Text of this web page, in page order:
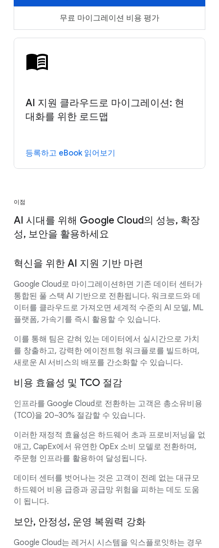
무료 마이그레이션 비용 평가
AI 지원 클라우드로 마이그레이션: 현
대화를 위한 로드맵
등록하고 eBook 읽어보기
이점
AI 시대를 위해 Google Cloud의 성능, 확장
성, 보안을 활용하세요
혁신을 위한 AI 지원 기반 마련
Google Cloud로 마이그레이션하면 기존 데이터 센터가
통합된 풀 스택 AI 기반으로 전환됩니다. 워크로드와 데
이터를 클라우드로 가져오면 세계적 수준의 AI 모델, ML
플랫폼, 가속기를 즉시 활용할 수 있습니다.
이를 통해 팀은 갇혀 있는 데이터에서 실시간으로 가치
를 창출하고, 강력한 에이전트형 워크플로를 빌드하며,
새로운 AI 서비스의 배포를 간소화할 수 있습니다.
비용 효율성 및 TCO 절감
인프라를 Google Cloud로 전환하는 고객은 총소유비용
(TCO)을 20~30% 절감할 수 있습니다.
이러한 재정적 효율성은 하드웨어 초과 프로비저닝을 없
애고, CapEx에서 유연한 OpEx 소비 모델로 전환하며,
주문형 인프라를 활용하여 달성됩니다.
데이터 센터를 벗어나는 것은 고객이 전례 없는 대규모
하드웨어 비용 급증과 공급망 위험을 피하는 데도 도움
이 됩니다.
보안, 안정성, 운영 복원력 강화
Google Cloud는 레거시 시스템을 익스플로잇하는 경우